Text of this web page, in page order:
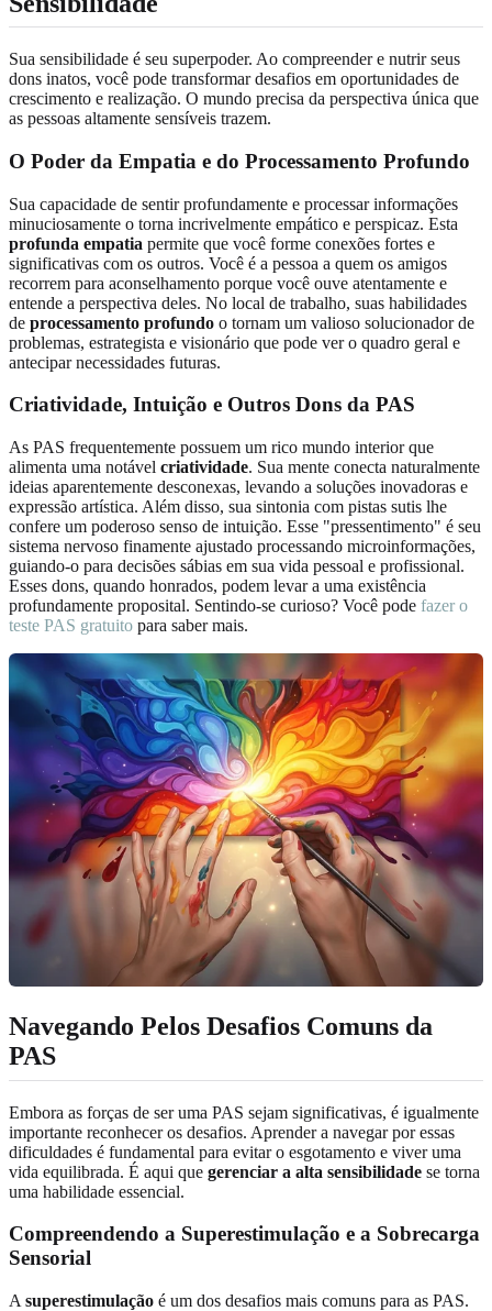
Sua sensibilidade é seu superpoder. Ao compreender e nutrir seus
dons inatos, você pode transformar desafios em oportunidades de
crescimento e realização. O mundo precisa da perspectiva única que
as pessoas altamente sensíveis trazem.
O Poder da Empatia e do Processamento Profundo
Sua capacidade de sentir profundamente e processar informações
minuciosamente o torna incrivelmente empático e perspicaz. Esta
profunda empatia permite que você forme conexões fortes e
significativas com os outros. Você é a pessoa a quem os amigos
recorrem para aconselhamento porque você ouve atentamente e
entende a perspectiva deles. No local de trabalho, suas habilidades
de processamento profundo o tornam um valioso solucionador de
problemas, estrategista e visionário que pode ver o quadro geral e
antecipar necessidades futuras.
Criatividade, Intuição e Outros Dons da PAS
As PAS frequentemente possuem um rico mundo interior que
alimenta uma notável criatividade. Sua mente conecta naturalmente
ideias aparentemente desconexas, levando a soluções inovadoras e
expressão artística. Além disso, sua sintonia com pistas sutis lhe
confere um poderoso senso de intuição. Esse "pressentimento" é seu
sistema nervoso finamente ajustado processando microinformações,
guiando-o para decisões sábias em sua vida pessoal e profissional.
Esses dons, quando honrados, podem levar a uma existência
profundamente proposital. Sentindo-se curioso? Você pode fazer o
teste PAS gratuito para saber mais.
Navegando Pelos Desafios Comuns da
PAS
Embora as forças de ser uma PAS sejam significativas, é igualmente
importante reconhecer os desafios. Aprender a navegar por essas
dificuldades é fundamental para evitar o esgotamento e viver uma
vida equilibrada. É aqui que gerenciar a alta sensibilidade se torna
uma habilidade essencial.
Compreendendo a Superestimulação e a Sobrecarga
Sensorial
A superestimulação é um dos desafios mais comuns para as PAS.